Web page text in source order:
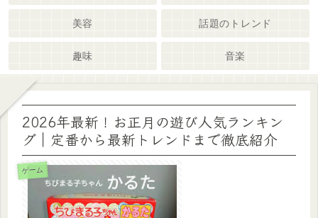
美容 話題のトレンド
趣味 音楽
2026年最新！お正月の遊び人気ランキン
グ｜定番から最新トレンドまで徹底紹介
ゲーム